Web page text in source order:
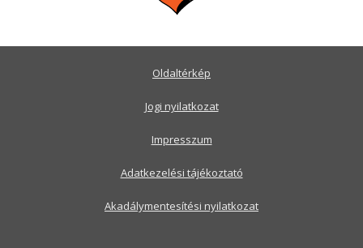
Oldaltérkép
Jogi nyilatkozat
Impresszum
Adatkezelési tájékoztató
Akadálymentesítési nyilatkozat